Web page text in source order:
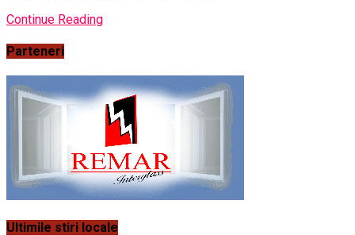
Continue Reading
Parteneri
Ultimile stiri locale